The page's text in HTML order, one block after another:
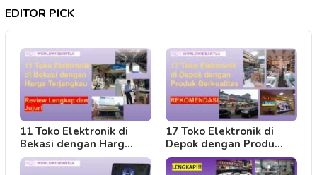
EDITOR PICK
11 Toko Elektronik di
Bekasi dengan Harg…
17 Toko Elektronik di
Depok dengan Produ…